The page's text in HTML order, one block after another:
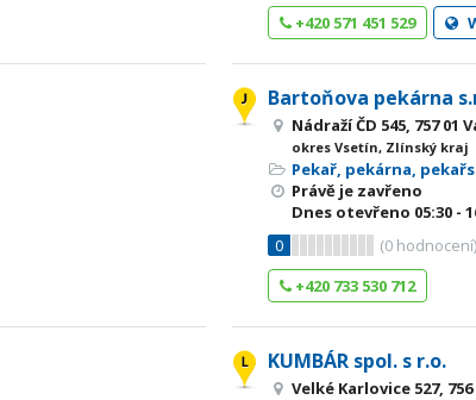
+420 571 451 529
Bartoňova pekárna
Nádraží ČD 545, 757 01
okres Vsetín, Zlínský kraj
Pekař, pekárna,
Právě je zavřeno
Dnes otevřeno 05:30 -
0
(0 hodnocení)
+420 733 530 712
KUMBÁR spol. s r.o.
Velké Karlovice 527,